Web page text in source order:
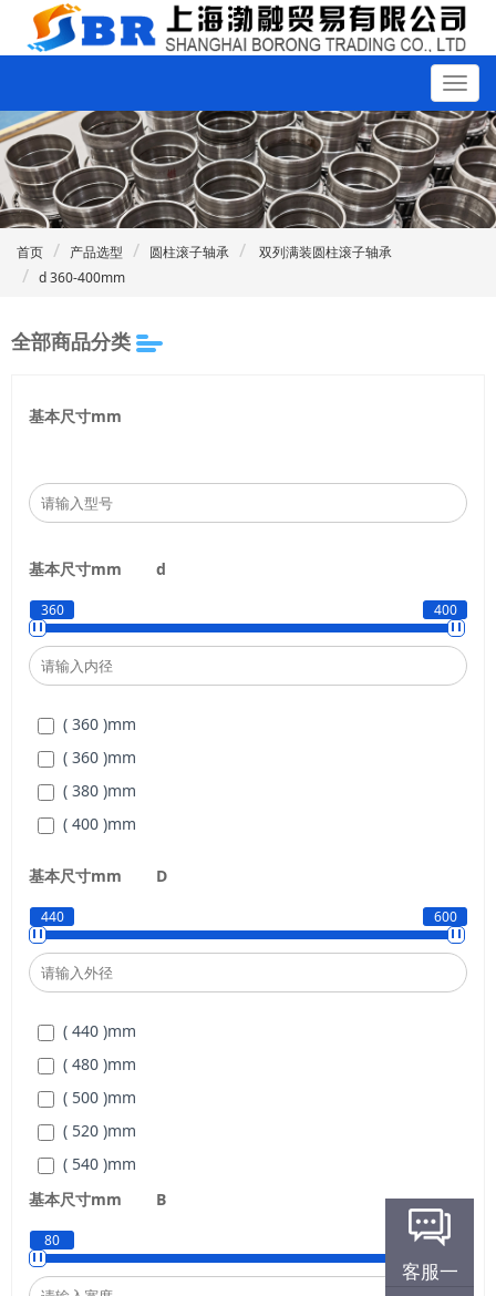
客服一
首页 产品选型 圆柱滚子轴承
双列满装圆柱滚子轴承
d 360-400mm
全部商品分类
基本尺寸mm
基本尺寸mm d
360 400
( 360 )mm
( 360 )mm
( 380 )mm
( 400 )mm
基本尺寸mm D
440 600
( 440 )mm
( 480 )mm
( 500 )mm
( 520 )mm
( 540 )mm
( 560 )mm
( 600 )
基本尺寸mm B
80 272